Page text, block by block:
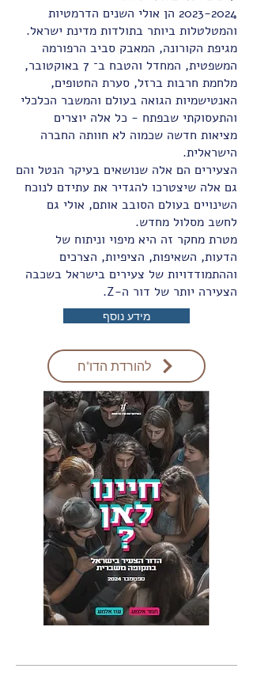
2023-2024 הן אולי השנים הדרמטיות
והמטלטלות ביותר בתולדות מדינת ישראל.
מגיפת הקורונה, המאבק סביב הרפורמה
המשפטית, המחדל והטבח ב־ 7 באוקטובר,
מלחמת חרבות ברזל, סערת החטופים,
האנטישמיות הגואה בעולם והמשבר הכלכלי
והתעסוקתי שבפתח - כל אלה יוצרים
מציאות חדשה שכמוה לא חוותה החברה
הישראלית.
הצעירים הם אלה שנושאים בעיקר הנטל והם
גם אלה שיצטרכו להגדיר את עתידם לנוכח
השינויים בעולם הסובב אותם, אולי גם
לחשב מסלול מחדש.
מטרת מחקר זה היא מיפוי וניתוח של
הדעות, השאיפות, הציפיות, הצרכים
וההתמודדויות של צעירים בישראל בשכבה
הצעירה יותר של דור ה-Z.
מידע נוסף
להורדת הדו"ח